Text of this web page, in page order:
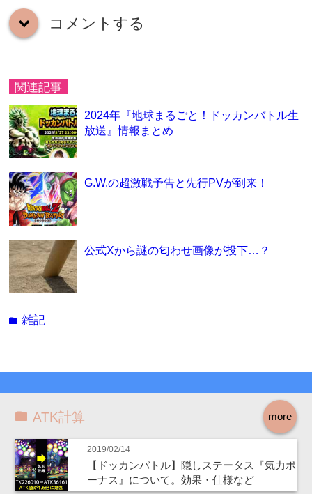
down コメントする
関連記事
2024年『地球まるごと！ドッカンバトル生
放送』情報まとめ
G.W.の超激戦予告と先行PVが到来！
公式Xから謎の匂わせ画像が投下…？
folder雑記
more
ATK計算
2019/02/14
【ドッカンバトル】隠しステータス『気力ボ
ーナス』について。効果・仕様など